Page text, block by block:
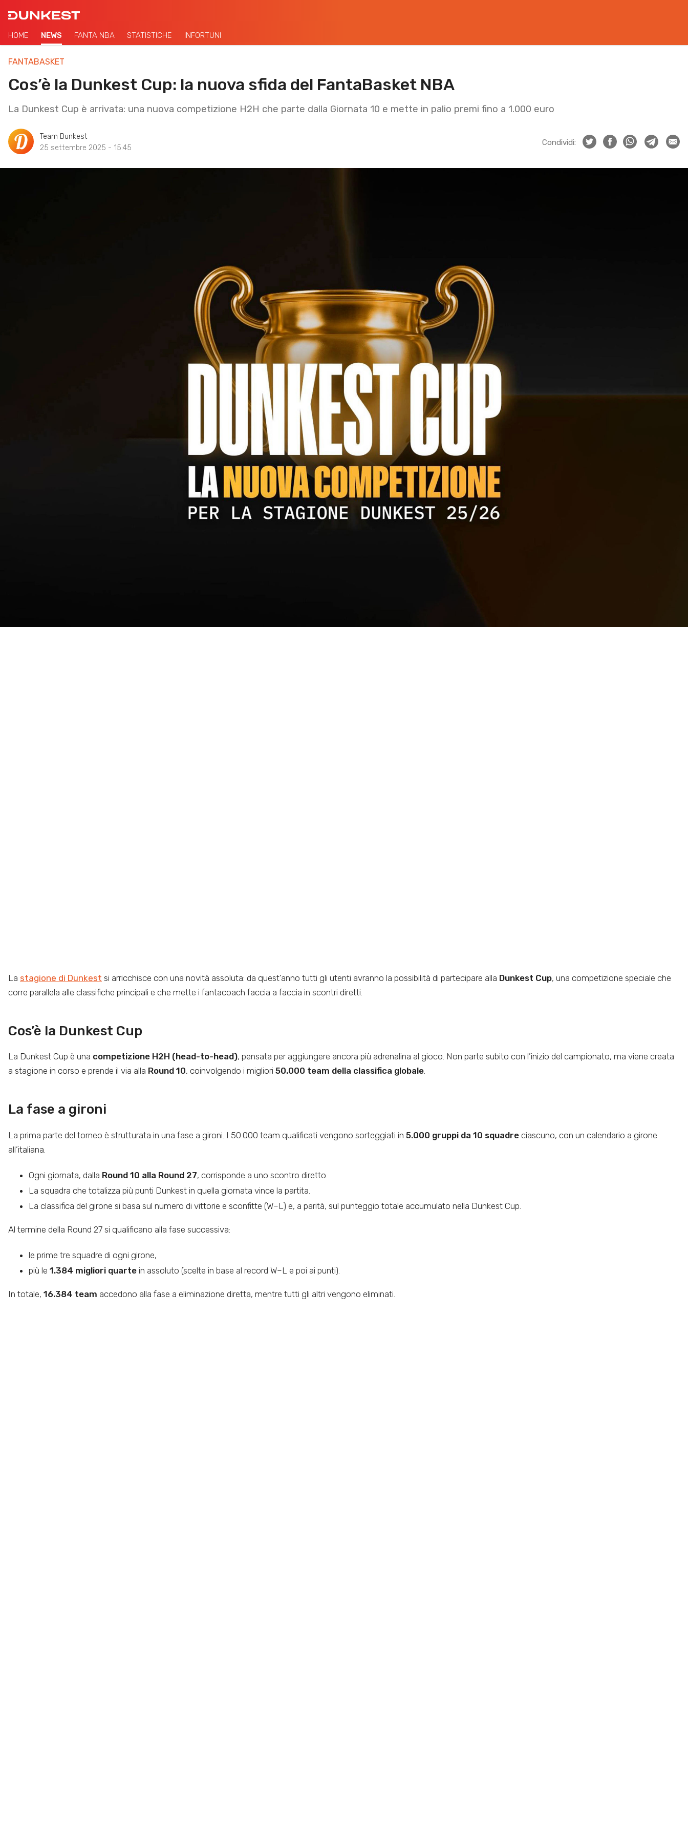
HOME NEWS FANTA NBA STATISTICHE INFORTUNI
FANTABASKET
Cos’è la Dunkest Cup: la nuova sfida del FantaBasket NBA
La Dunkest Cup è arrivata: una nuova competizione H2H che parte dalla Giornata 10 e mette in palio premi fino a 1.000 euro
Team Dunkest
25 settembre 2025 - 15:45
Condividi:
La stagione di Dunkest si arricchisce con una novità assoluta: da quest’anno tutti gli utenti avranno la possibilità di partecipare alla Dunkest Cup, una competizione speciale che
corre parallela alle classifiche principali e che mette i fantacoach faccia a faccia in scontri diretti.
Cos’è la Dunkest Cup
La Dunkest Cup è una competizione H2H (head-to-head), pensata per aggiungere ancora più adrenalina al gioco. Non parte subito con l’inizio del campionato, ma viene creata
a stagione in corso e prende il via alla Round 10, coinvolgendo i migliori 50.000 team della classifica globale.
La fase a gironi
La prima parte del torneo è strutturata in una fase a gironi. I 50.000 team qualificati vengono sorteggiati in 5.000 gruppi da 10 squadre ciascuno, con un calendario a girone
all’italiana.
Ogni giornata, dalla Round 10 alla Round 27, corrisponde a uno scontro diretto.
La squadra che totalizza più punti Dunkest in quella giornata vince la partita.
La classifica del girone si basa sul numero di vittorie e sconfitte (W–L) e, a parità, sul punteggio totale accumulato nella Dunkest Cup.
Al termine della Round 27 si qualificano alla fase successiva:
le prime tre squadre di ogni girone,
più le 1.384 migliori quarte in assoluto (scelte in base al record W–L e poi ai punti).
In totale, 16.384 team accedono alla fase a eliminazione diretta, mentre tutti gli altri vengono eliminati.